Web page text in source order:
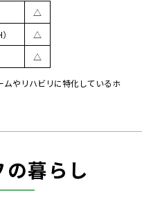
△
△
△
やリハビリに特化しているホ
暮らし